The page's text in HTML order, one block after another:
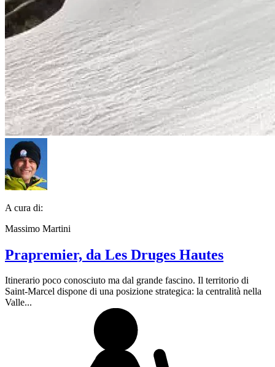
A cura di:
Massimo Martini
Prapremier, da Les Druges Hautes
Itinerario poco conosciuto ma dal grande fascino. Il territorio di
Saint-Marcel dispone di una posizione strategica: la centralità nella
Valle...